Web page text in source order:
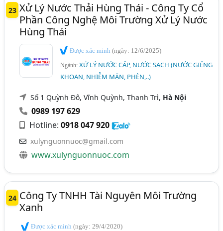
23 Xử Lý Nước Thải Hùng Thái - Công Ty Cổ
Phần Công Nghệ Môi Trường Xử Lý Nước
Hùng Thái
Được xác minh(ngày: 12/6/2025)
Ngành:XỬ LÝ NƯỚC CẤP, NƯỚC SẠCH (NƯỚC GIẾNG
KHOAN, NHIỄM MẶN, PHÈN,..)
Số 1 Quỳnh Đô, Vĩnh Quỳnh, Thanh Trì, Hà Nội
0989 197 629
Hotline:0918 047 920
xulynguonnuoc@gmail.com
www.xulynguonnuoc.com
24 Công Ty TNHH Tài Nguyên Môi Trường
Xanh
Được xác minh(ngày: 29/4/2020)